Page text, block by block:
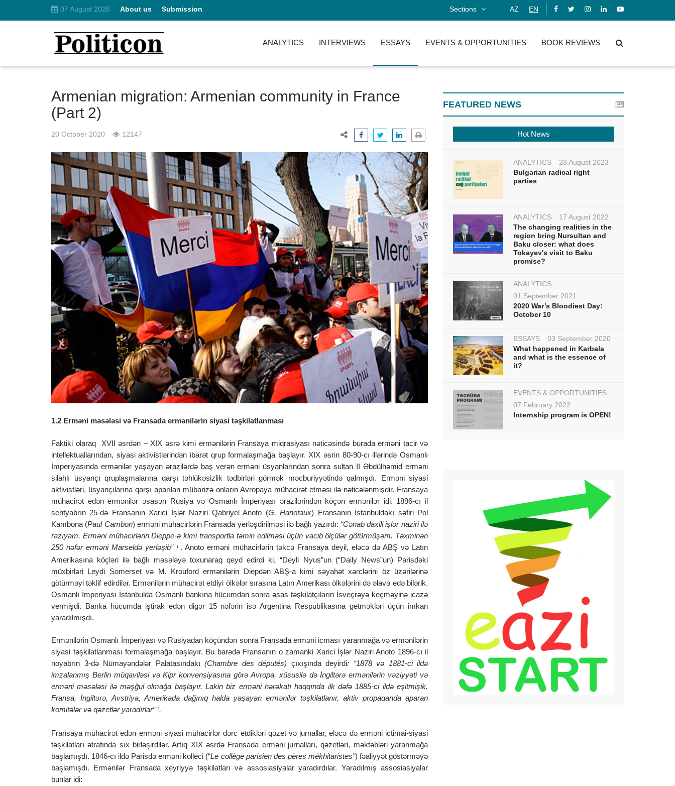
07 August 2026 About us Submission Sections AZ EN
ANALYTICS INTERVIEWS ESSAYS EVENTS & OPPORTUNITIES BOOK REVIEWS
Armenian migration: Armenian community in France
(Part 2)
20 October 2020 12147
1.2 Erməni məsələsi və Fransada ermənilərin siyasi təşkilatlanması
Faktiki olaraq XVII əsrdən – XIX əsrə kimi ermənilərin Fransaya miqrasiyası nəticəsində burada erməni tacir və
intellektuallarından, siyasi aktivistlərindən ibarət qrup formalaşmağa başlayır. XIX əsrin 80-90-cı illərində Osmanlı
İmperiyasında ermənilər yaşayan ərazilərdə baş verən erməni üsyanlarından sonra sultan II Əbdülhəmid erməni
silahlı üsyançı qruplaşmalarına qarşı təhlükəsizlik tədbirləri görmək məcburiyyətində qalmışdı. Erməni siyasi
aktivistləri, üsyançılarına qarşı aparılan mübarizə onların Avropaya mühacirət etməsi ilə nəticələnmişdir. Fransaya
mühacirət edən ermənilər əsasən Rusiya və Osmanlı İmperiyası ərazilərindən köçən ermənilər idi. 1896-cı il
sentyabrın 25-də Fransanın Xarici İşlər Naziri Qabriyel Anoto (G. Hanotaux) Fransanın İstanbuldakı səfiri Pol
Kambona (Paul Cambon) erməni mühacirlərin Fransada yerləşdirilməsi ilə bağlı yazırdı: “Cənab daxili işlər naziri ilə
razıyam. Erməni mühacirlərin Dieppe-ə kimi transportla təmin edilməsi üçün vacib ölçülər götürmüşəm. Təxminən
250 nəfər erməni Marseldə yerləşib”
1 . Anoto erməni mühacirlərin təkcə Fransaya deyil, eləcə də ABŞ və Latın
Amerikasına köçləri ilə bağlı məsələyə toxunaraq qeyd edirdi ki, “Deyli Nyus”un (“Daily News”un) Parisdəki
müxbirləri Leydi Somerset və M. Krouford ermənilərin Diepdən ABŞ-a kimi səyahət xərclərini öz üzərilərinə
götürməyi təklif edirdilər. Ermənilərin mühacirət etdiyi ölkələr sırasına Latın Amerikası ölkələrini də əlavə edə bilərik.
Osmanlı İmperiyası İstanbulda Osmanlı bankına hücumdan sonra əsas təşkilatçıların İsveçrəyə keçməyinə icazə
vermişdi. Banka hücumda iştirak edən digər 15 nəfərin isə Argentina Respublikasına getməkləri üçün imkan
yaradılmışdı.
Ermənilərin Osmanlı İmperiyası və Rusiyadan köçündən sonra Fransada erməni icması yaranmağa və ermənilərin
siyasi təşkilatlanması formalaşmağa başlayır. Bu barədə Fransanın o zamanki Xarici İşlər Naziri Anoto 1896-cı il
noyabrın 3-də Nümayəndələr Palatasındakı (Chambre des députés) çıxışında deyirdi: “1878 və 1881-ci ildə
imzalanmış Berlin müqaviləsi və Kipr konvensiyasına görə Avropa, xüsusilə də İngiltərə ermənilərin vəziyyəti və
erməni məsələsi ilə məşğul olmağa başlayır. Lakin biz erməni hərəkatı haqqında ilk dəfə 1885-ci ildə eşitmişik.
Fransa, İngiltərə, Avstriya, Amerikada dağınıq halda yaşayan ermənilər təşkilatlanır, aktiv propaqanda aparan
komitələr və qəzetlər yaradırlar” 2.
Fransaya mühacirət edən erməni siyasi mühacirlər dərc etdikləri qəzet və jurnallar, eləcə də erməni ictimai-siyasi
təşkilatları ətrafında sıx birləşirdilər. Artıq XIX əsrdə Fransada erməni jurnalları, qəzetləri, məktəbləri yaranmağa
başlamışdı. 1846-cı ildə Parisdə erməni kolleci (“Le collège parisien des pères mékhitaristes”) fəaliyyət göstərməyə
başlamışdı. Ermənilər Fransada xeyriyyə təşkilatları və assosiasiyalar yaradırdılar. Yaradılmış assosiasiyalar
bunlar idi:
FEATURED NEWS
Hot News
ANALYTICS
28 August 2023
Bulgarian radical right
parties
ANALYTICS
17 August 2022
The changing realities in the
region bring Nursultan and
Baku closer: what does
Tokayev's visit to Baku
promise?
ANALYTICS
01 September 2021
2020 War’s Bloodiest Day:
October 10
ESSAYS
03 September 2020
What happened in Karbala
and what is the essence of
it?
EVENTS & OPPORTUNITIES
07 February 2022
Internship program is OPEN!